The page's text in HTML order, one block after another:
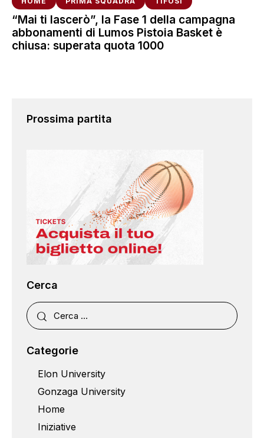
“Mai ti lascerò”, la Fase 1 della campagna
abbonamenti di Lumos Pistoia Basket è
chiusa: superata quota 1000
Prossima partita
Cerca
Categorie
Elon University
Gonzaga University
Home
Iniziative